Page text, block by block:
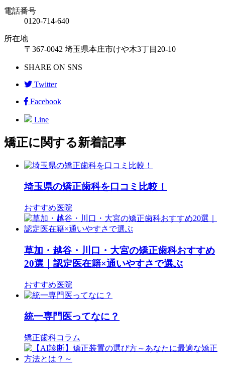
電話番号
0120-714-640
所在地
〒367-0042 埼玉県本庄市けや木3丁目20-10
SHARE ON SNS
Twitter
Facebook
Line
矯正に関する新着記事
埼玉県の矯正歯科を口コミ比較！
おすすめ医院
草加・越谷・川口・大宮の矯正歯科おすすめ
20選｜認定医在籍×通いやすさで選ぶ
おすすめ医院
統一専門医ってなに？
矯正歯科コラム